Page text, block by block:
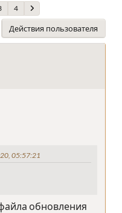
4
Действия пользователя
05:57:21
обновления